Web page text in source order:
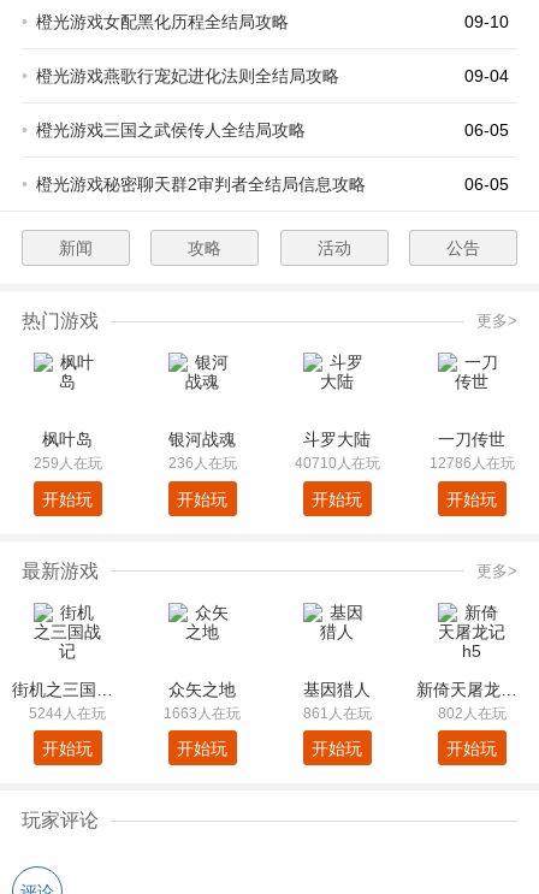
• 橙光游戏女配黑化历程全结局攻略 09-10
• 橙光游戏燕歌行宠妃进化法则全结局攻略 09-04
• 橙光游戏三国之武侯传人全结局攻略 06-05
• 橙光游戏秘密聊天群2审判者全结局信息攻略 06-05
新闻 攻略 活动 公告
热门游戏 更多>
枫叶岛
259人在玩
开始玩
银河战魂
236人在玩
开始玩
斗罗大陆
40710人在玩
开始玩
一刀传世
12786人在玩
开始玩
最新游戏 更多>
5244人在玩
开始玩
众矢之地
1663人在玩
开始玩
基因猎人
861人在玩
开始玩
802人在玩
开始玩
玩家评论